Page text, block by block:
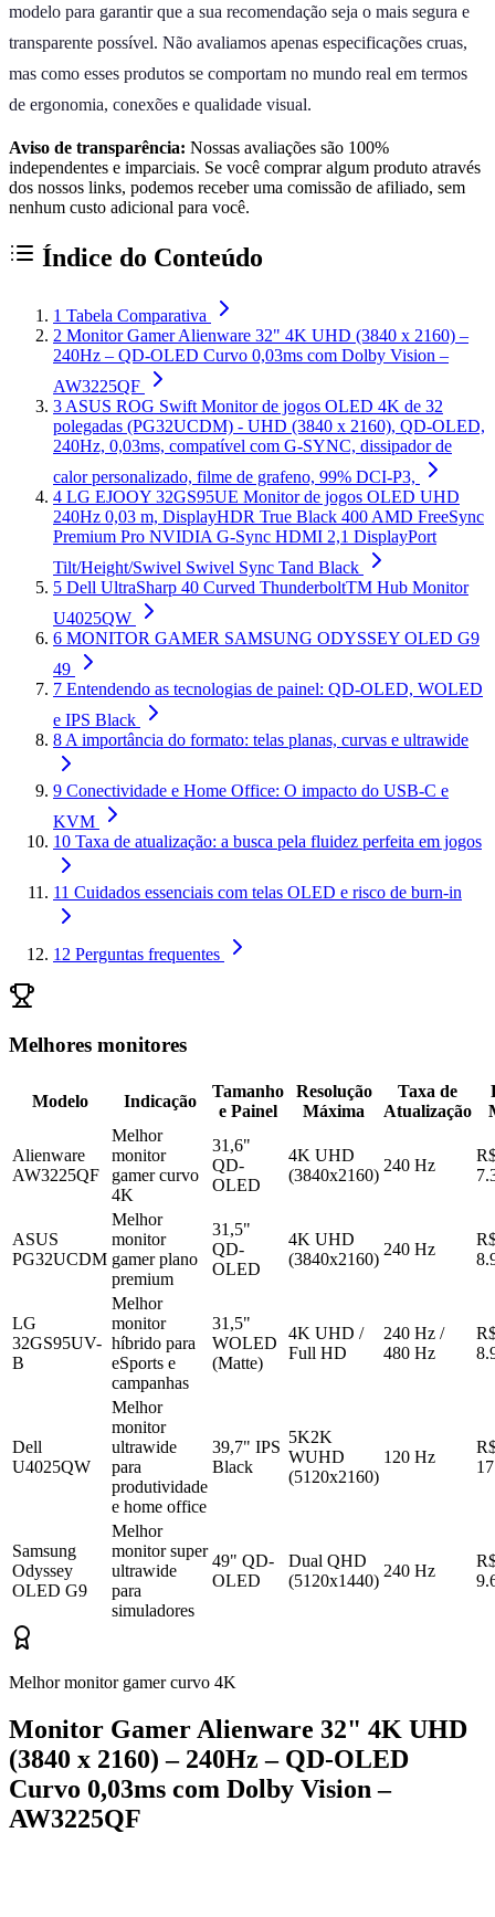
modelo para garantir que a sua recomendação seja o mais segura e
transparente possível. Não avaliamos apenas especificações cruas,
mas como esses produtos se comportam no mundo real em termos
de ergonomia, conexões e qualidade visual.
Aviso de transparência: Nossas avaliações são 100%
independentes e imparciais. Se você comprar algum produto através
dos nossos links, podemos receber uma comissão de afiliado, sem
nenhum custo adicional para você.
Índice do Conteúdo
1 Tabela Comparativa
2 Monitor Gamer Alienware 32" 4K UHD (3840 x 2160) –
240Hz – QD-OLED Curvo 0,03ms com Dolby Vision –
AW3225QF
3 ASUS ROG Swift Monitor de jogos OLED 4K de 32
polegadas (PG32UCDM) - UHD (3840 x 2160), QD-OLED,
240Hz, 0,03ms, compatível com G-SYNC, dissipador de
calor personalizado, filme de grafeno, 99% DCI-P3,
4 LG EJOOY 32GS95UE Monitor de jogos OLED UHD
240Hz 0,03 m, DisplayHDR True Black 400 AMD FreeSync
Premium Pro NVIDIA G-Sync HDMI 2,1 DisplayPort
Tilt/Height/Swivel Swivel Sync Tand Black
5 Dell UltraSharp 40 Curved ThunderboltTM Hub Monitor
U4025QW
6 MONITOR GAMER SAMSUNG ODYSSEY OLED G9
49
7 Entendendo as tecnologias de painel: QD-OLED, WOLED
e IPS Black
8 A importância do formato: telas planas, curvas e ultrawide
9 Conectividade e Home Office: O impacto do USB-C e
KVM
10 Taxa de atualização: a busca pela fluidez perfeita em jogos
11 Cuidados essenciais com telas OLED e risco de burn-in
12 Perguntas frequentes
Melhores monitores
Modelo Indicação
Tamanho
e Painel
Resolução
Máxima
Taxa de
Atualização
Alienware
AW3225QF
Melhor
monitor
gamer curvo
4K
31,6"
QD-
OLED
4K UHD
(3840x2160)
240 Hz
ASUS
PG32UCDM
Melhor
monitor
gamer plano
premium
31,5"
QD-
OLED
4K UHD
(3840x2160)
240 Hz
LG
32GS95UV-
B
Melhor
monitor
híbrido para
eSports e
campanhas
31,5"
WOLED
(Matte)
4K UHD /
Full HD
240 Hz /
480 Hz
Dell
U4025QW
Melhor
monitor
ultrawide
para
produtividade
e home office
39,7" IPS
Black
5K2K
WUHD
(5120x2160)
120 Hz
Samsung
Odyssey
OLED G9
Melhor
monitor super
ultrawide
para
simuladores
49" QD-
OLED
Dual QHD
(5120x1440)
240 Hz
Melhor monitor gamer curvo 4K
Monitor Gamer Alienware 32" 4K UHD
(3840 x 2160) – 240Hz – QD-OLED
Curvo 0,03ms com Dolby Vision –
AW3225QF